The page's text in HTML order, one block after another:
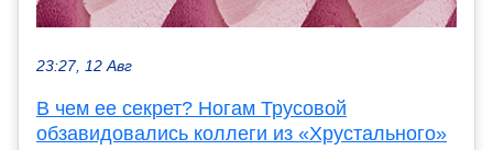
23:27, 12 Авг
В чем ее секрет? Ногам Трусовой
обзавидовались коллеги из «Хрустального»